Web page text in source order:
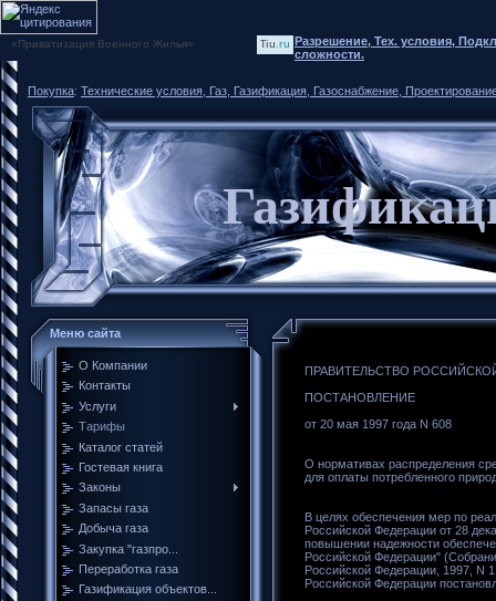
«Приватизация Военного Жилья» Tiu.ru Разрешение, Тех. условия,
сложности.
Покупка: Технические условия, Газ, Газификация, Газоснабжение,
Меню сайта
О Компании
Контакты
Услуги
Тарифы
Каталог статей
Гостевая книга
Законы
Запасы газа
Добыча газа
Закупка "газпро...
Переработка газа
Газификация объектов...
ПРАВИТЕЛЬСТВО
ПОСТАНОВЛЕНИЕ
от 20 мая 1997 года N 608
О нормативах распределения
для оплаты потребленного
В целях обеспечения мер по
Российской Федерации от 28
повышении надежности
Российской Федерации"
Российской Федерации, 1997, N
Российской Федерации